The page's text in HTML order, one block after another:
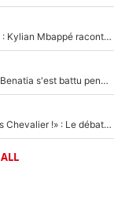
«Je ne sais pas pourquoi j’ai dit ça...» : Kylian Mbappé raconte sa première rencontre avec Zinédine Zidane (et c’est très drôle)
Départ de Roberto De Zerbi - Medhi Benatia s'est battu pendant six mois pour le retenir à l'OM, le PSG a été le naufrage de trop : «Je pars avec toi»
«Admets que tu t'es trompé sur Lucas Chevalier !» : Le débat sur le gardien du PSG vire au clash à l'After Foot